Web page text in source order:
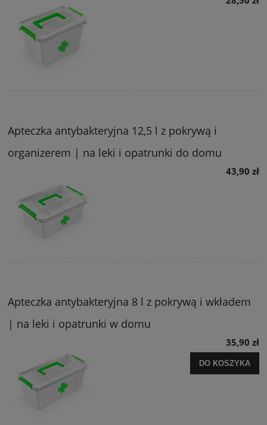
Apteczka antybakteryjna 12,5 l z pokrywą i
organizerem | na leki i opatrunki do domu
43,90 zł
Apteczka antybakteryjna 8 l z pokrywą i wkładem
| na leki i opatrunki w domu
35,90 zł
DO KOSZYKA